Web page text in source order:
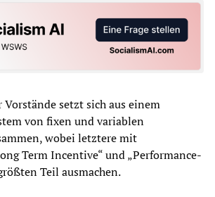
Vorstände setzt sich aus einem
von fixen und variablen
wobei letztere mit
Term Incentive“ und „Performance-
Teil ausmachen.